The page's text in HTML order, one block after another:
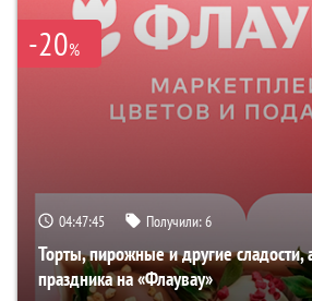
-20%
04:47:44 Получили:6
Торты, пирожные и другие сладости,
праздника на «Флаувау»